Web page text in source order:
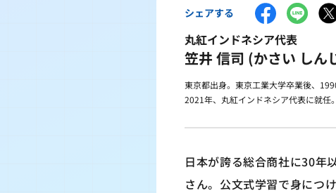
シェアする
丸紅インドネシア代表
笠井 信司 (かさい しん
東京都出身。東京工業大学卒業後、
2021年、丸紅インドネシア代表に就任
日本が誇る総合商社に30年
さん。公文式学習で身につ